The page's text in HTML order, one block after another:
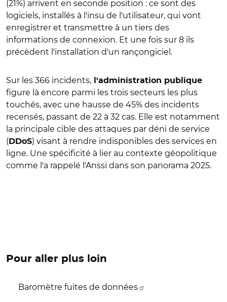
(21%) arrivent en seconde position : ce sont des
logiciels, installés à l'insu de l'utilisateur, qui vont
enregistrer et transmettre à un tiers des
informations de connexion. Et une fois sur 8 ils
précèdent l'installation d'un rançongiciel.
Sur les 366 incidents, l'administration publique
figure là encore parmi les trois secteurs les plus
touchés, avec une hausse de 45% des incidents
recensés, passant de 22 à 32 cas. Elle est notamment
la principale cible des attaques par déni de service
( DDoS) visant à rendre indisponibles des services en
ligne. Une spécificité à lier au contexte géopolitique
comme l'a rappelé l'Anssi dans son panorama 2025.
Pour aller plus loin
Baromètre fuites de données